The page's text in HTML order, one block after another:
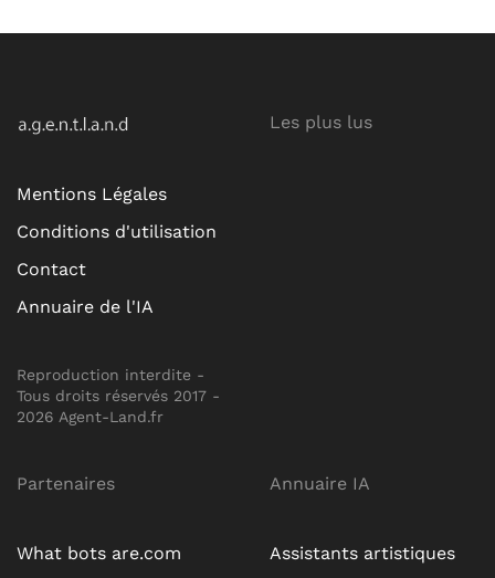
Mentions Légales
Conditions d'utilisation
Contact
Annuaire de l'IA
Reproduction interdite -
Tous droits réservés 2017 -
2026 Agent-Land.fr
Les plus lus
Partenaires
What bots are.com
Annuaire IA
Assistants artistiques